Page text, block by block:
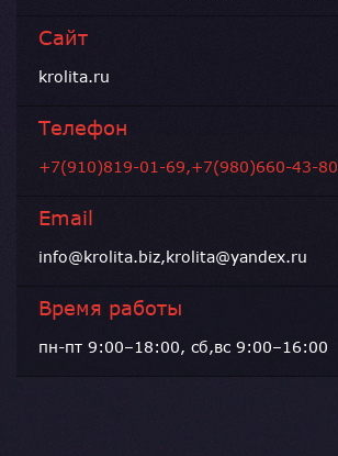
Сайт
krolita.ru
Телефон
+7(910)819-01-69,+7(980)660-43-80
Email
info@krolita.biz,krolita@yandex.ru
Время работы
пн-пт 9:00–18:00, сб,вс 9:00–16:00